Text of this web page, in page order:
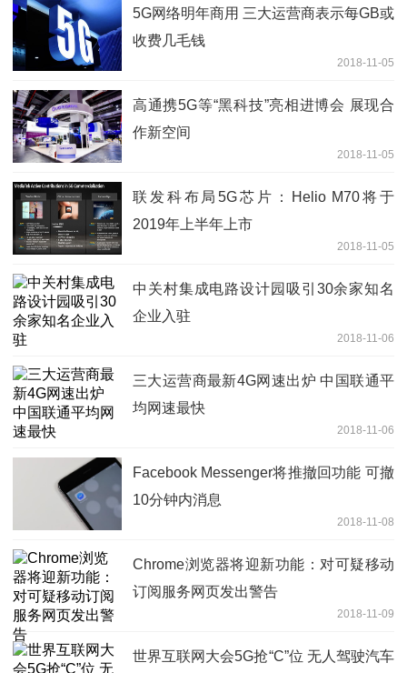
5G网络明年商用 三大运营商表示每GB或
收费几毛钱
2018-11-05
高通携5G等“黑科技”亮相进博会 展现合
作新空间
2018-11-05
联发科布局5G芯片：Helio M70将于
2019年上半年上市
2018-11-05
中关村集成电路设计园吸引30余家知名
企业入驻
2018-11-06
三大运营商最新4G网速出炉 中国联通平
均网速最快
2018-11-06
Facebook Messenger将推撤回功能 可撤
10分钟内消息
2018-11-08
Chrome浏览器将迎新功能：对可疑移动
订阅服务网页发出警告
2018-11-09
世界互联网大会5G抢“C”位 无人驾驶汽车